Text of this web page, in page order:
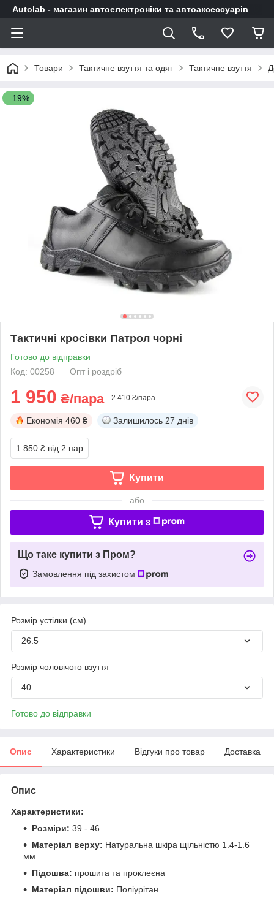
Autolab - магазин автоелектроніки та автоаксессуарів
Товари Тактичне взуття та одяг Тактичне взуття
–19%
Тактичні кросівки Патрол чорні
Готово до відправки
Код: 00258
Опт і роздріб
1 950 ₴/пара 2 410 ₴/пара
Економія 460 ₴ Залишилось 27 днів
1 850 ₴ від 2 пар
Купити
або
Купити з
Що таке купити з Пром?
Замовлення під захистом
Розмір устілки (см)
26.5
Розмір чоловічого взуття
40
Готово до відправки
Опис Характеристики Відгуки про товар Доставка
Опис
Характеристики:
Розміри: 39 - 46.
Матеріал верху: Натуральна шкіра щільністю 1.4-1.6
мм.
Підошва: прошита та проклеєна
Матеріал підошви: Поліурітан.